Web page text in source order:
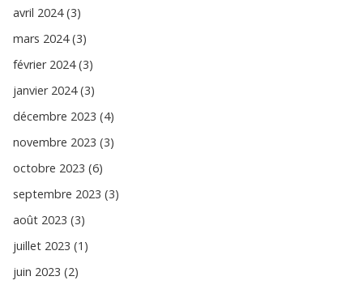
avril 2024 (3)
mars 2024 (3)
février 2024 (3)
janvier 2024 (3)
décembre 2023 (4)
novembre 2023 (3)
octobre 2023 (6)
septembre 2023 (3)
août 2023 (3)
juillet 2023 (1)
juin 2023 (2)